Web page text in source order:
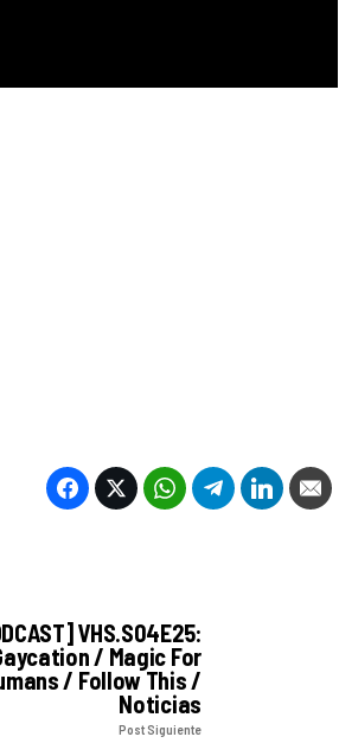
VHS.S04E25:
/ Magic For
/ Follow This /
Noticias
Post Siguiente